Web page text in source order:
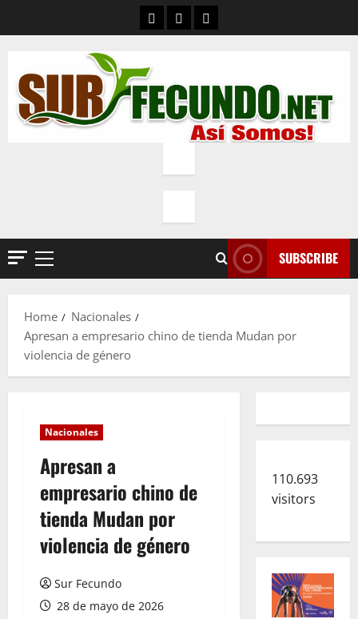
ContactoQuienes Somos
Política de privacidad
Primary
SUBSCRIBE
Home
Nacionales
Apresan a empresario chino de tienda Mudan por
violencia de género
Nacionales
Apresan a
empresario chino de
tienda Mudan por
violencia de género
Sur Fecundo
28 de mayo de 2026
110.693
visitors